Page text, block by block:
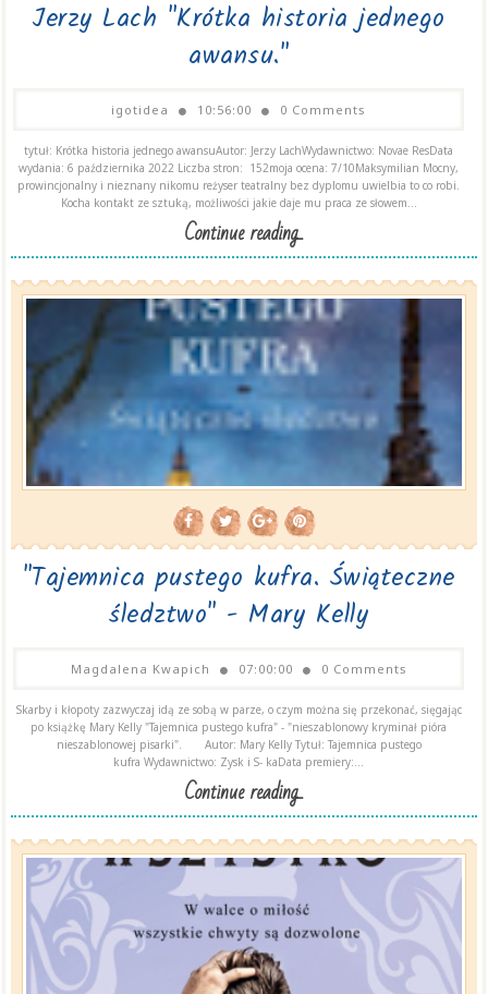
Jerzy Lach "Krótka historia jednego
awansu."
igotidea 10:56:00 0 Comments
tytuł: Krótka historia jednego awansuAutor: Jerzy LachWydawnictwo: Novae ResData
wydania: 6 października 2022 Liczba stron: 152moja ocena: 7/10Maksymilian Mocny,
prowincjonalny i nieznany nikomu reżyser teatralny bez dyplomu uwielbia to co robi.
Kocha kontakt ze sztuką, możliwości jakie daje mu praca ze słowem...
Continue reading...
"Tajemnica pustego kufra. Świąteczne
śledztwo" - Mary Kelly
Magdalena Kwapich 07:00:00 0 Comments
Skarby i kłopoty zazwyczaj idą ze sobą w parze, o czym można się przekonać, sięgając
po książkę Mary Kelly "Tajemnica pustego kufra" - "nieszablonowy kryminał pióra
nieszablonowej pisarki". Autor: Mary Kelly Tytuł: Tajemnica pustego
kufra Wydawnictwo: Zysk i S- kaData premiery:...
Continue reading...